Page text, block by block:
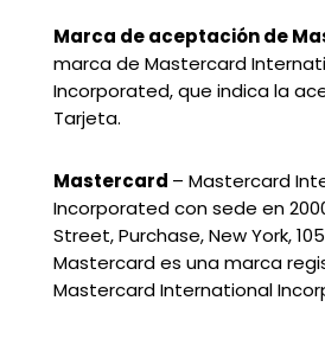
Marca de aceptación de
marca de Mastercard
Incorporated, que indica la
Tarjeta.
Mastercard – Mastercard
Incorporated con sede en
Street, Purchase, New York,
Mastercard es una marca
Mastercard International